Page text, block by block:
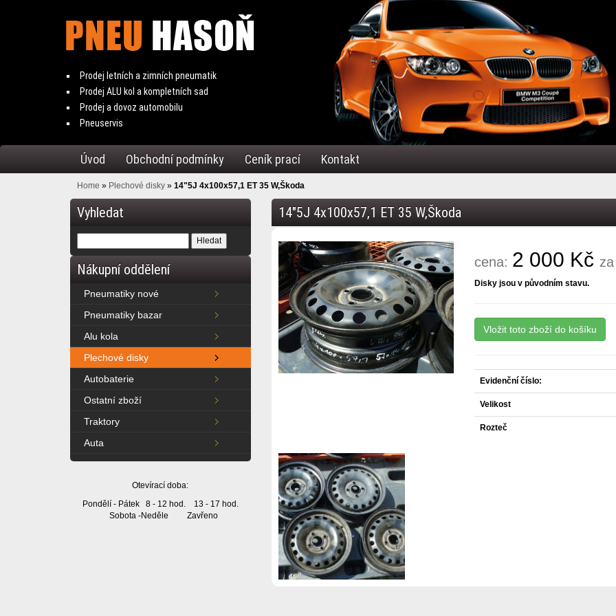
Prodej letních a zimních pneumatik
Prodej ALU kol a kompletních sad
Prodej a dovoz automobilu
Pneuservis
Úvod Obchodní podmínky Ceník prací Kontakt
Home » Plechové disky » 14"5J 4x100x57,1 ET 35 W,Škoda
Vyhledat
Nákupní oddělení
Pneumatiky nové
Pneumatiky bazar
Alu kola
Plechové disky
Autobaterie
Ostatní zboží
Traktory
Auta
Otevírací doba:
Pondělí - Pátek 8 - 12 hod. 13 - 17 hod.
Sobota -Neděle Zavřeno
14"5J 4x100x57,1 ET 35 W,Škoda
cena: 2 000 Kč
Disky jsou v původním stavu.
Evidenční číslo:
Velikost
Rozteč